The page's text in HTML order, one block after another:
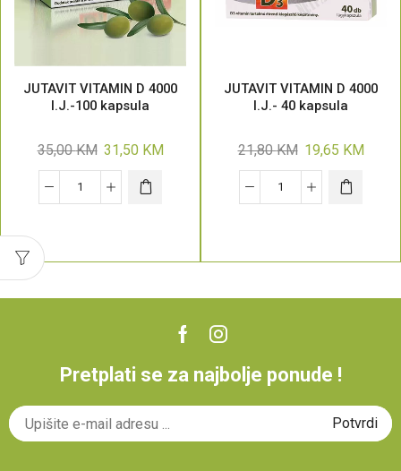
JUTAVIT VITAMIN D 4000
I.J.-100 kapsula
35,00KM 31,50 KM
JUTAVIT VITAMIN D 4000
I.J.- 40 kapsula
21,80KM 19,65 KM
Pretplati se za najbolje ponude !